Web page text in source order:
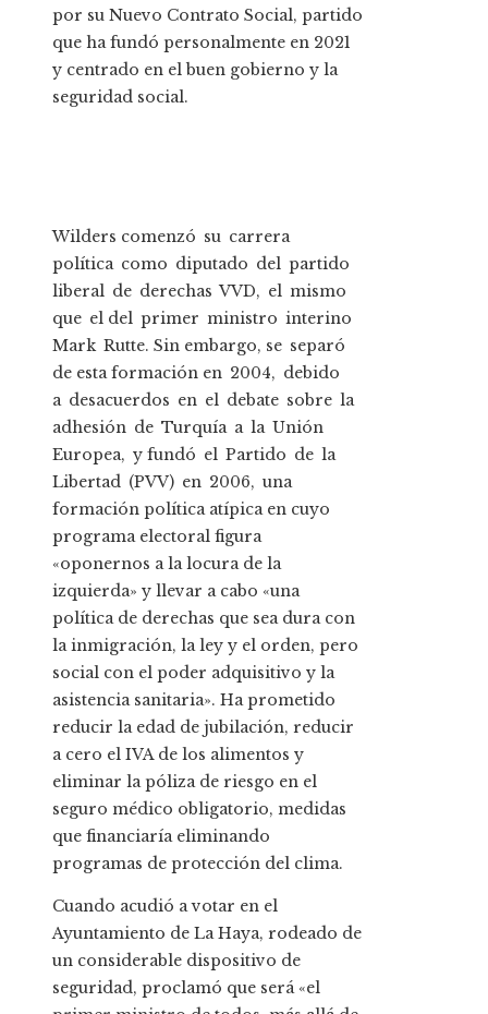
por su Nuevo Contrato Social, partido
que ha fundó personalmente en 2021
y centrado en el buen gobierno y la
seguridad social.
Wilders comenzó su carrera
política como diputado del partido
liberal de derechas VVD, el mismo
que el del primer ministro interino
Mark Rutte. Sin embargo, se separó
de esta formación en 2004, debido
a desacuerdos en el debate sobre la
adhesión de Turquía a la Unión
Europea, y fundó el Partido de la
Libertad (PVV) en 2006, una
formación política atípica en cuyo
programa electoral figura
«oponernos a la locura de la
izquierda» y llevar a cabo «una
política de derechas que sea dura con
la inmigración, la ley y el orden, pero
social con el poder adquisitivo y la
asistencia sanitaria». Ha prometido
reducir la edad de jubilación, reducir
a cero el IVA de los alimentos y
eliminar la póliza de riesgo en el
seguro médico obligatorio, medidas
que financiaría eliminando
programas de protección del clima.
Cuando acudió a votar en el
Ayuntamiento de La Haya, rodeado de
un considerable dispositivo de
seguridad, proclamó que será «el